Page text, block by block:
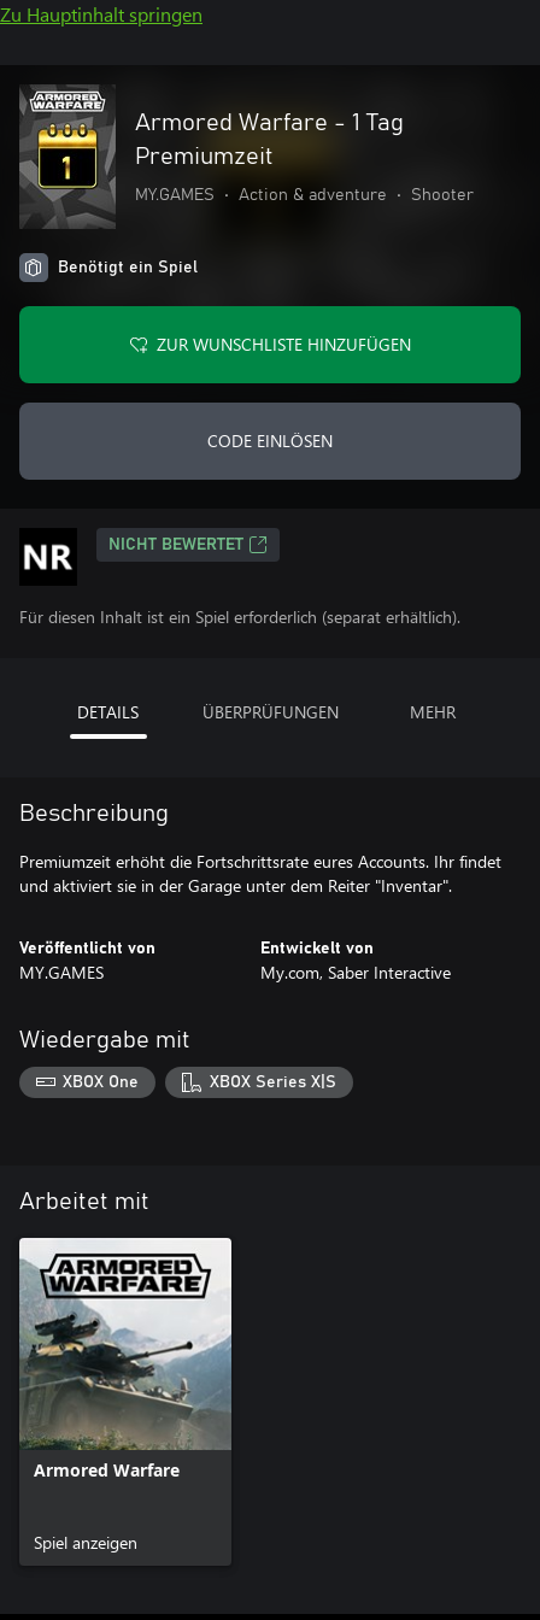
Zu Hauptinhalt springen
Armored Warfare - 1 Tag
Premiumzeit
MY.GAMES • Action & adventure • Shooter
Benötigt ein Spiel
ZUR WUNSCHLISTE HINZUFÜGEN
CODE EINLÖSEN
NICHT BEWERTET
Für diesen Inhalt ist ein Spiel erforderlich (separat erhältlich).
DETAILS ÜBERPRÜFUNGEN MEHR
Beschreibung
Premiumzeit erhöht die Fortschrittsrate eures Accounts. Ihr findet
und aktiviert sie in der Garage unter dem Reiter "Inventar".
Veröffentlicht von
MY.GAMES
Entwickelt von
My.com, Saber Interactive
Wiedergabe mit
XBOX One XBOX Series X|S
Arbeitet mit
Armored Warfare
Spiel anzeigen